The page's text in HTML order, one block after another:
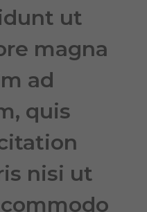
ut
magna
ad
quis
nisi ut